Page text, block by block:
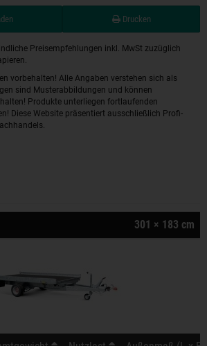
Drucken
Preisempfehlungen inkl. MwSt zuzüglich
vorbehalten! Alle Angaben verstehen sich als
sind Musterabbildungen und können
Produkte unterliegen fortlaufenden
Diese Website präsentiert ausschließlich Profi-
301 × 183 cm